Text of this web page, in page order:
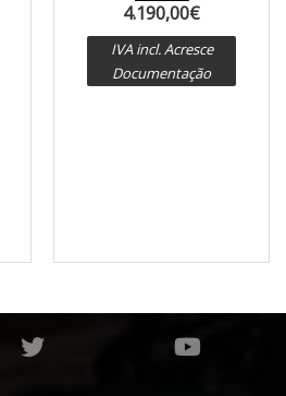
4.190,00€
IVA incl. Acresce
Documentação